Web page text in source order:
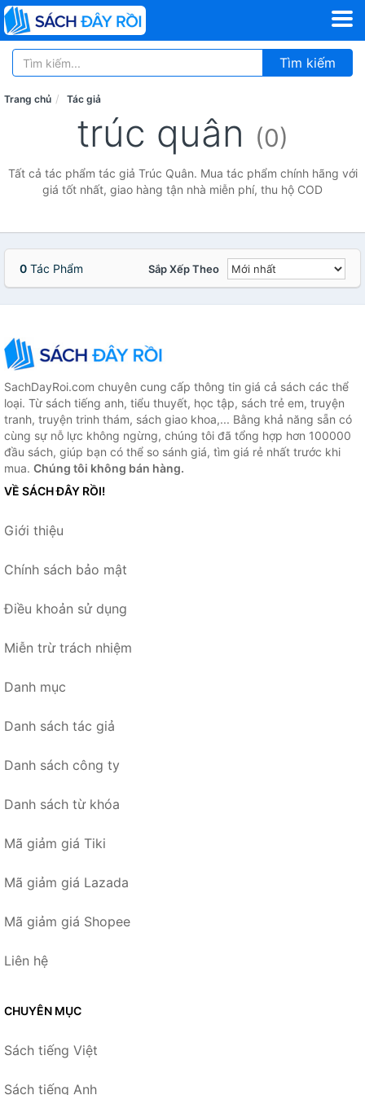
Tìm kiếm
Trang chủ Tác giả
trúc quân (0)
Tất cả tác phẩm tác giả Trúc Quân. Mua tác phẩm chính hãng với
giá tốt nhất, giao hàng tận nhà miễn phí, thu hộ COD
0 Tác Phẩm Sắp Xếp Theo
SachDayRoi.com chuyên cung cấp thông tin giá cả sách các thể
loại. Từ sách tiếng anh, tiểu thuyết, học tập, sách trẻ em, truyện
tranh, truyện trinh thám, sách giao khoa,... Bằng khả năng sẵn có
cùng sự nỗ lực không ngừng, chúng tôi đã tổng hợp hơn 100000
đầu sách, giúp bạn có thể so sánh giá, tìm giá rẻ nhất trước khi
mua. Chúng tôi không bán hàng.
VỀ SÁCH ĐÂY RỒI!
Giới thiệu
Chính sách bảo mật
Điều khoản sử dụng
Miễn trừ trách nhiệm
Danh mục
Danh sách tác giả
Danh sách công ty
Danh sách từ khóa
Mã giảm giá Tiki
Mã giảm giá Lazada
Mã giảm giá Shopee
Liên hệ
CHUYÊN MỤC
Sách tiếng Việt
Sách tiếng Anh